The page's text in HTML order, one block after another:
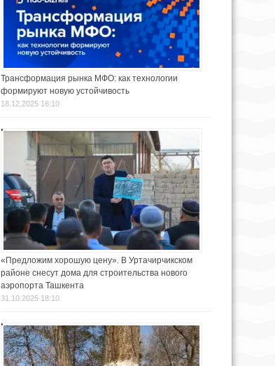
Трансформация рынка МФО: как технологии
формируют новую устойчивость
18.12.2025 16:10
«Предложим хорошую цену». В Уртачирчикском
районе снесут дома для строительства нового
аэропорта Ташкента
31.10.2025 18:10